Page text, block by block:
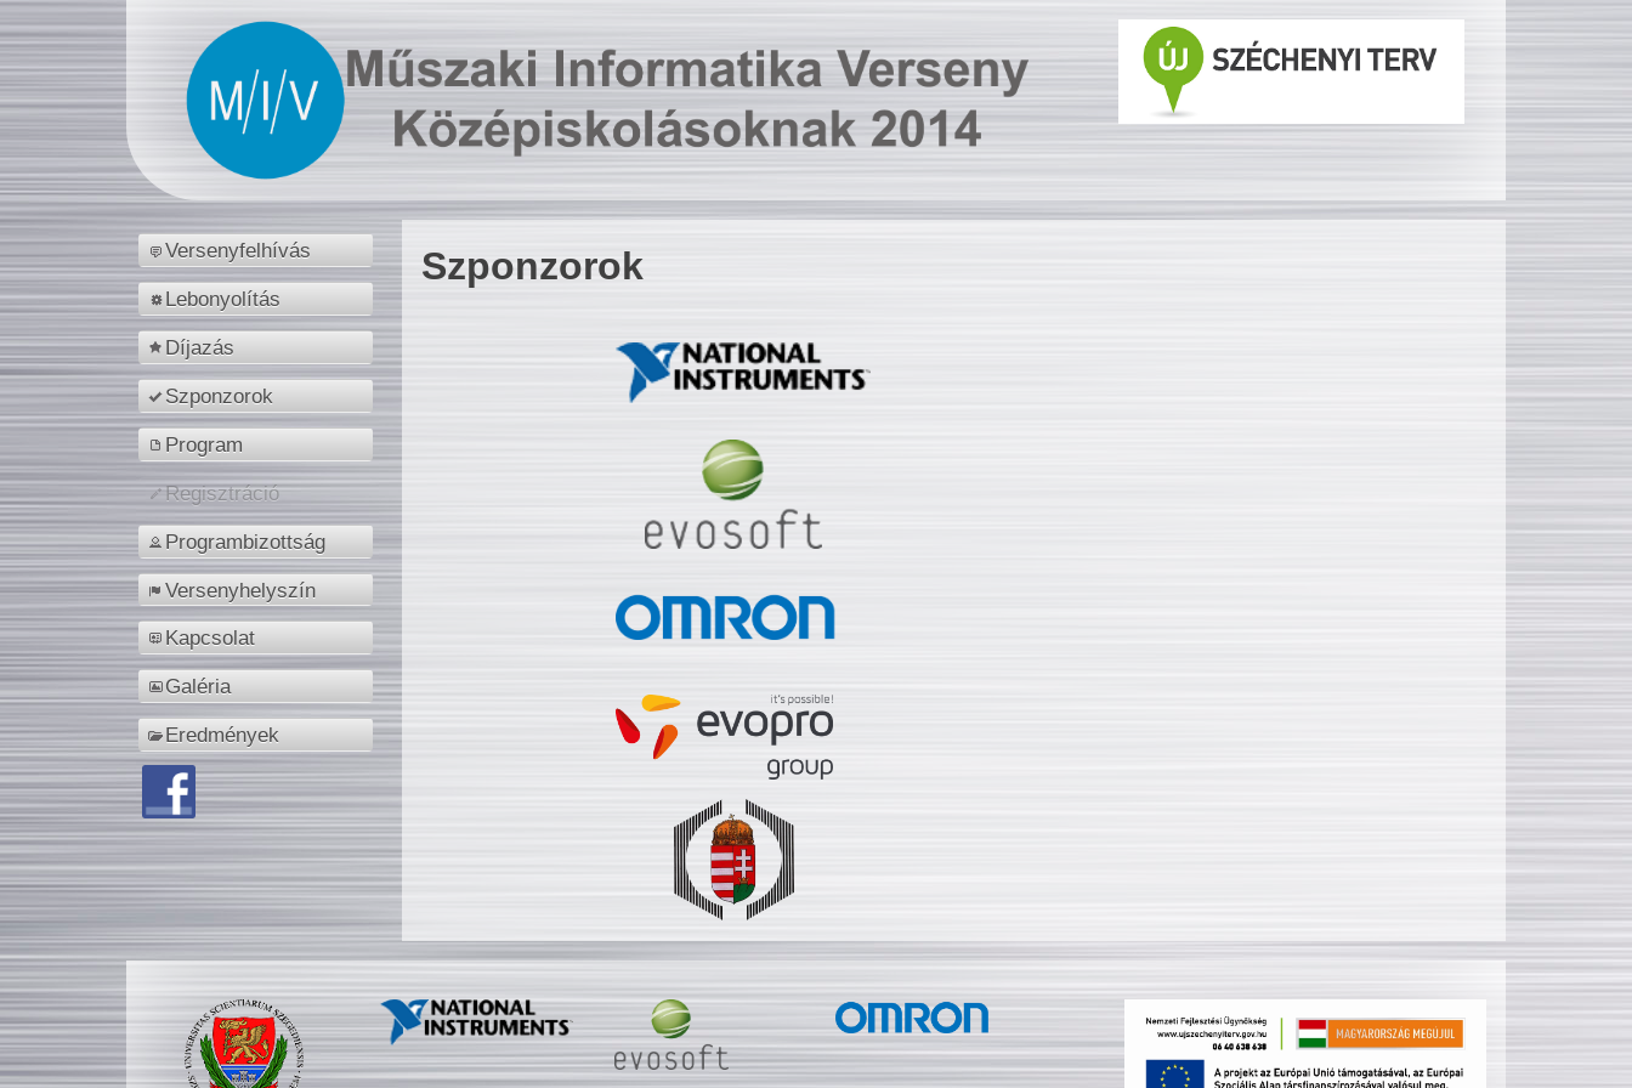
Versenyfelhívás
Lebonyolítás
Díjazás
Szponzorok
Program
Regisztráció
Programbizottság
Versenyhelyszín
Kapcsolat
Galéria
Eredmények
Szponzorok